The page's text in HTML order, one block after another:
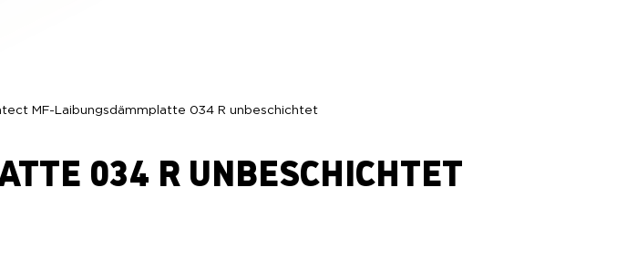
MF-Laibungsdämmplatte 034 R unbeschichtet
034 R UNBESCHICHTET